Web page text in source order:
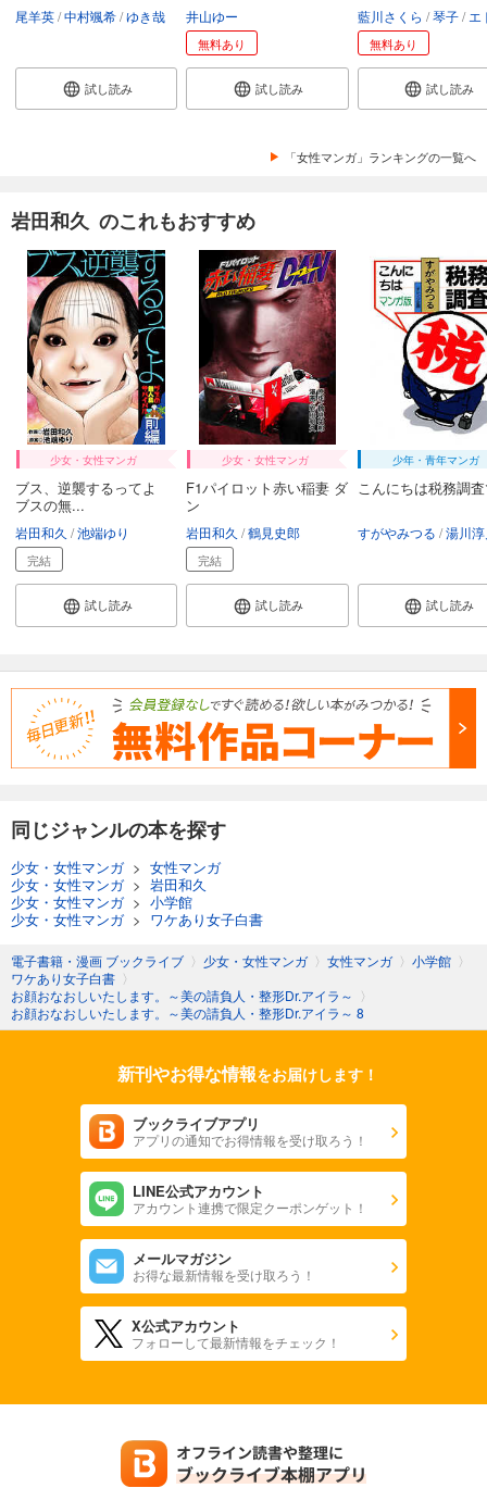
尾羊英 中村颯希 ゆき哉
試し読み
井山ゆー
無料あり
試し読み
藍川さくら 琴子 エトワー
無料あり
試し読み
「女性マンガ」ランキングの一覧へ
岩田和久 のこれもおすすめ
少女・女性マンガ
ブス、逆襲するってよ
ブスの無...
岩田和久 池端ゆり
完結
試し読み
少女・女性マンガ
F1パイロット赤い稲妻 ダ
ン
岩田和久 鶴見史郎
完結
試し読み
少年・青年マンガ
こんにちは税務調
すがやみつる 湯川
試し読み
同じジャンルの本を探す
少女・女性マンガ> 女性マンガ
少女・女性マンガ> 岩田和久
少女・女性マンガ> 小学館
少女・女性マンガ> ワケあり女子白書
電子書籍・漫画 ブックライブ 〉 少女・女性マンガ 〉 女性マンガ 〉 小学館 〉
ワケあり女子白書 〉
お顔おなおしいたします。～美の請負人・整形Dr.アイラ～ 〉
お顔おなおしいたします。～美の請負人・整形Dr.アイラ～ 8
新刊やお得な情報をお届けします！
ブックライブアプリ
アプリの通知でお得情報を受け取ろう！
LINE公式アカウント
アカウント連携で限定クーポンゲット！
メールマガジン
お得な最新情報を受け取ろう！
X公式アカウント
フォローして最新情報をチェック！